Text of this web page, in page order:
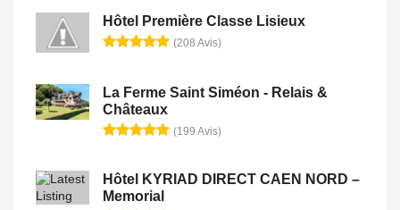
Hôtel Première Classe Lisieux
(208 Avis)
La Ferme Saint Siméon - Relais &
Châteaux
(199 Avis)
Hôtel KYRIAD DIRECT CAEN NORD –
Memorial